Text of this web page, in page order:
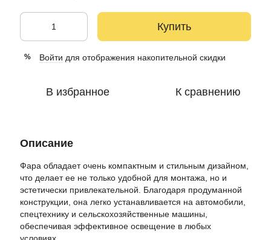
Купить
% Войти для отображения накопительной скидки
В избранное К сравнению
Описание
Фара обладает очень компактным и стильным дизайном,
что делает ее не только удобной для монтажа, но и
эстетически привлекательной. Благодаря продуманной
конструкции, она легко устанавливается на автомобили,
спецтехнику и сельскохозяйственные машины,
обеспечивая эффективное освещение в любых
условиях.